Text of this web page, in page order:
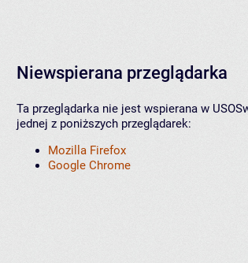
Niewspierana przeglądarka
Ta przeglądarka nie jest wspierana w
jednej z poniższych przeglądarek:
Mozilla Firefox
Google Chrome